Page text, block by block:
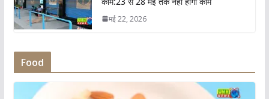
मई 22, 2026
Food